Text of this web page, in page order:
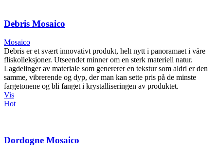
Debris Mosaico
Mosaico
Debris er et svært innovativt produkt, helt nytt i panoramaet i våre
fliskolleksjoner. Utseendet minner om en sterk materiell natur.
Lagdelinger av materiale som genererer en tekstur som aldri er den
samme, vibrerende og dyp, der man kan sette pris på de minste
fargetonene og bli fanget i krystalliseringen av produktet.
Vis
Hot
Dordogne Mosaico